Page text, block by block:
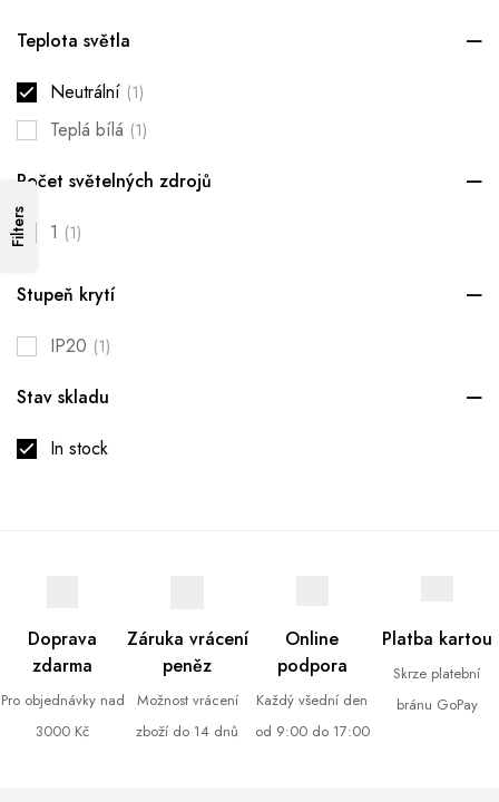
Teplota světla
Neutrální (1)
Teplá bílá (1)
Počet světelných zdrojů
1 (1)
Stupeň krytí
IP20 (1)
Stav skladu
In stock
Filters
Doprava
zdarma
Pro objednávky nad
3000 Kč
Záruka vrácení
peněz
Možnost vrácení
zboží do 14 dnů
Online
podpora
Každý všední den
od 9:00 do 17:00
Platba kartou
Skrze platební
bránu GoPay